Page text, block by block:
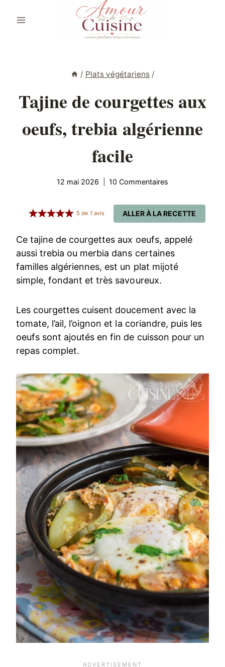
/ Plats végétariens /
Tajine de courgettes aux
oeufs, trebia algérienne
facile
12 mai 2026 10 Commentaires
ALLER À LA RECETTE
5 de1 avis
Ce tajine de courgettes aux oeufs, appelé
aussi trebia ou merbia dans certaines
familles algériennes, est un plat mijoté
simple, fondant et très savoureux.
Les courgettes cuisent doucement avec la
tomate, l’ail, l’oignon et la coriandre, puis les
oeufs sont ajoutés en fin de cuisson pour un
repas complet.